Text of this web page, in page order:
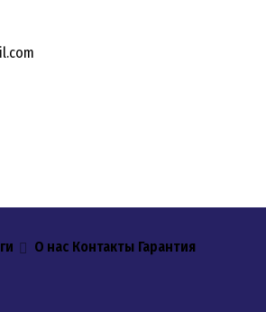
О нас Контакты Гарантия